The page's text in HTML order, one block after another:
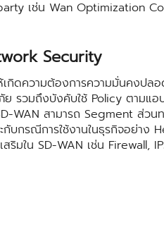
เช่น Wan Optimization
Security
วามต้องการความมั่นคงปลอด
รวมถึงบังคับใช้ Policy ตามแอ
WAN สามารถ Segment ส่ว
กับกรณีการใช้งานในธุรกิจอย่าง
ริมใน SD-WAN เช่น Firewall,